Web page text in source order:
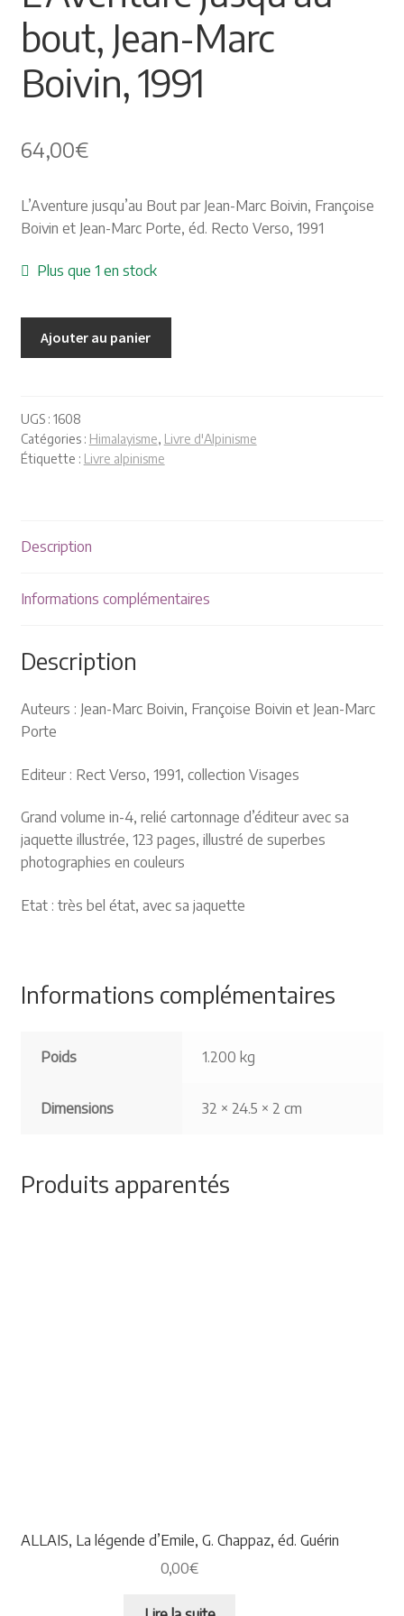
Himalayisme
Nature Pêche Chasse
Les Pyrénées
VIEUX PAPIERS
Gravure
MANIFESTATIONS
Rendez-nous visite
bout, Jean-Marc
Boivin, 1991
64,00€
L’Aventure jusqu’au Bout par Jean-Marc Boivin, Françoise
Boivin et Jean-Marc Porte, éd. Recto Verso, 1991
Plus que 1 en stock
Ajouter au panier
UGS : 1608
Catégories : Himalayisme, Livre d'Alpinisme
Étiquette : Livre alpinisme
Description
Informations complémentaires
Description
Auteurs : Jean-Marc Boivin, Françoise Boivin et Jean-Marc
Porte
Editeur : Rect Verso, 1991, collection Visages
Grand volume in-4, relié cartonnage d’éditeur avec sa
jaquette illustrée, 123 pages, illustré de superbes
photographies en couleurs
Etat : très bel état, avec sa jaquette
Informations complémentaires
Poids 1.200 kg
Dimensions 32 × 24.5 × 2 cm
Produits apparentés
ALLAIS, La légende d’Emile, G. Chappaz, éd. Guérin
0,00€